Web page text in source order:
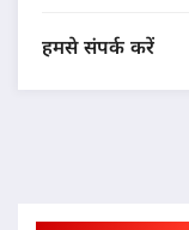
हमसे संपर्क करें